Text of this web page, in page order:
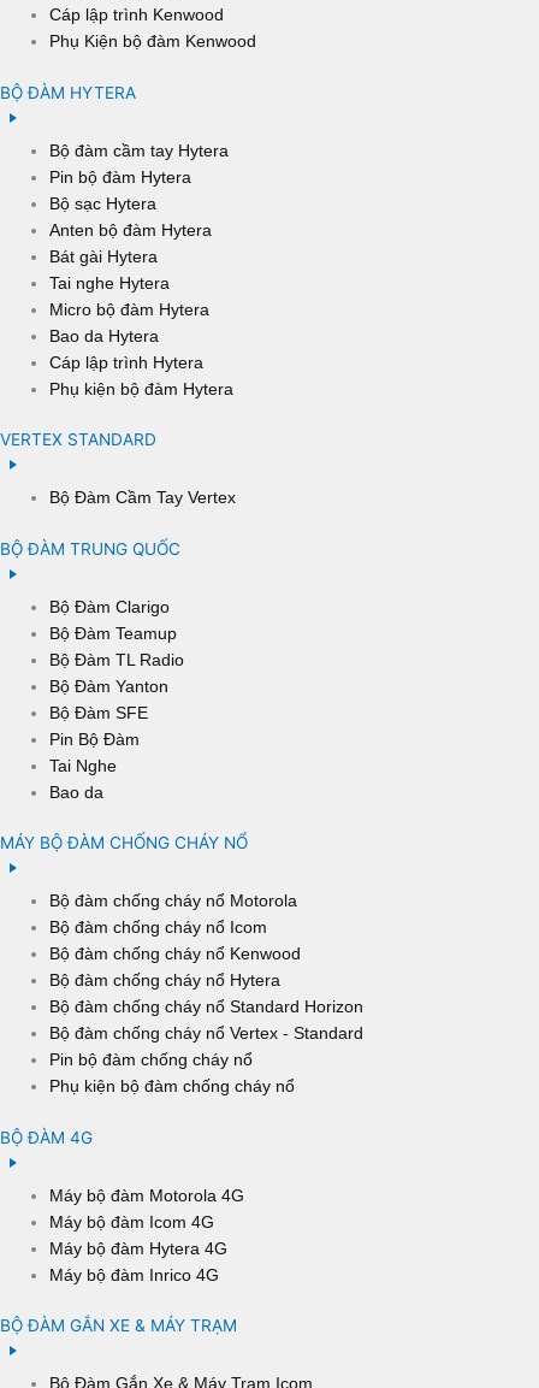
Cáp lập trình Kenwood
Phụ Kiện bộ đàm Kenwood
BỘ ĐÀM HYTERA
Bộ đàm cầm tay Hytera
Pin bộ đàm Hytera
Bộ sạc Hytera
Anten bộ đàm Hytera
Bát gài Hytera
Tai nghe Hytera
Micro bộ đàm Hytera
Bao da Hytera
Cáp lập trình Hytera
Phụ kiện bộ đàm Hytera
VERTEX STANDARD
Bộ Đàm Cầm Tay Vertex
BỘ ĐÀM TRUNG QUỐC
Bộ Đàm Clarigo
Bộ Đàm Teamup
Bộ Đàm TL Radio
Bộ Đàm Yanton
Bộ Đàm SFE
Pin Bộ Đàm
Tai Nghe
Bao da
MÁY BỘ ĐÀM CHỐNG CHÁY NỔ
Bộ đàm chống cháy nổ Motorola
Bộ đàm chống cháy nổ Icom
Bộ đàm chống cháy nổ Kenwood
Bộ đàm chống cháy nổ Hytera
Bộ đàm chống cháy nổ Standard Horizon
Bộ đàm chống cháy nổ Vertex - Standard
Pin bộ đàm chống cháy nổ
Phụ kiện bộ đàm chống cháy nổ
BỘ ĐÀM 4G
Máy bộ đàm Motorola 4G
Máy bộ đàm Icom 4G
Máy bộ đàm Hytera 4G
Máy bộ đàm Inrico 4G
BỘ ĐÀM GẮN XE & MÁY TRẠM
Bộ Đàm Gắn Xe & Máy Trạm Icom